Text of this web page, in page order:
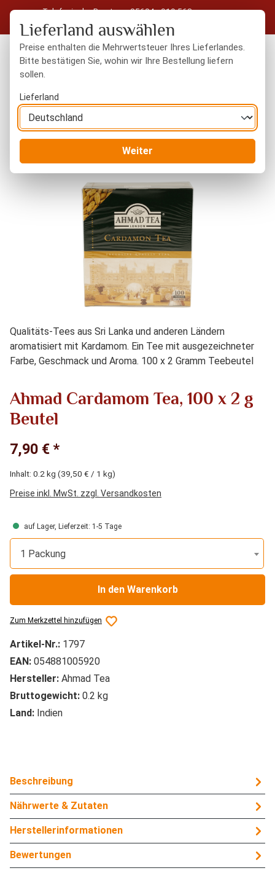
Zum Hauptinhalt springen
Telefonische Beratung: 05604 - 919 563
Kostenloser Versand in Deutschland ab 50 € Warenwert
Bildergalerie überspringen
Qualitäts-Tees aus Sri Lanka und anderen Ländern
aromatisiert mit Kardamom. Ein Tee mit ausgezeichneter
Farbe, Geschmack und Aroma. 100 x 2 Gramm Teebeutel
Ahmad Cardamom Tea, 100 x 2 g
Beutel
7,90 € *
Inhalt: 0.2 kg (39,50 € / 1 kg)
Preise inkl. MwSt. zzgl. Versandkosten
auf Lager, Lieferzeit: 1-5 Tage
1 Packung
In den Warenkorb
Zum Merkzettel hinzufügen
Artikel-Nr.: 1797
EAN: 054881005920
Hersteller: Ahmad Tea
Bruttogewicht: 0.2 kg
Land: Indien
Beschreibung
Nährwerte & Zutaten
Herstellerinformationen
Bewertungen
Lieferland auswählen
Preise enthalten die Mehrwertsteuer Ihres Lieferlandes.
Bitte bestätigen Sie, wohin wir Ihre Bestellung liefern
sollen.
Lieferland
Weiter